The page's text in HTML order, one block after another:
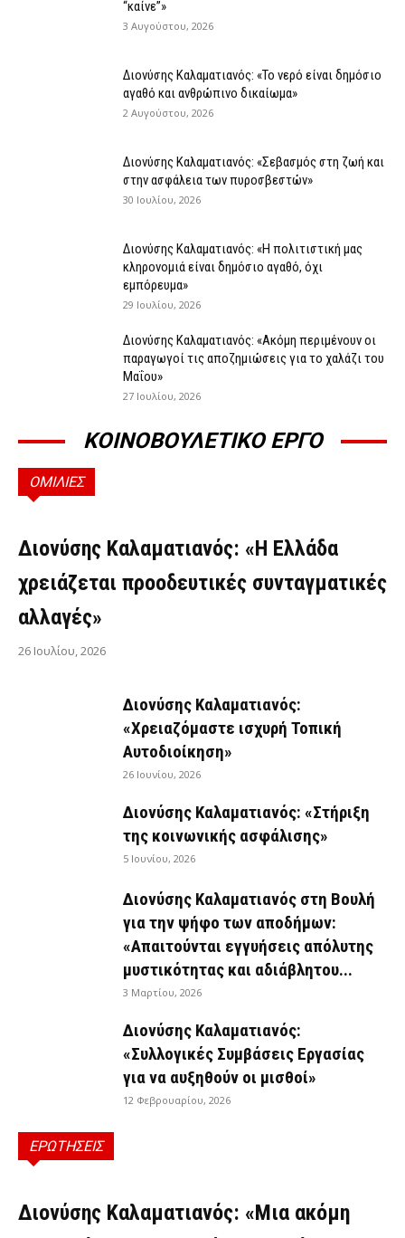
“καίνε”»
3 Αυγούστου, 2026
Διονύσης Καλαματιανός: «Το νερό είναι δημόσιο
αγαθό και ανθρώπινο δικαίωμα»
2 Αυγούστου, 2026
Διονύσης Καλαματιανός: «Σεβασμός στη ζωή και
στην ασφάλεια των πυροσβεστών»
30 Ιουλίου, 2026
Διονύσης Καλαματιανός: «Η πολιτιστική μας
κληρονομιά είναι δημόσιο αγαθό, όχι
εμπόρευμα»
29 Ιουλίου, 2026
Διονύσης Καλαματιανός: «Ακόμη περιμένουν οι
παραγωγοί τις αποζημιώσεις για το χαλάζι του
Μαΐου»
27 Ιουλίου, 2026
ΚΟΙΝΟΒΟΥΛΕΤΙΚΟ ΕΡΓΟ
ΟΜΙΛΙΕΣ
ΟΜΙΛΊΕΣ
Διονύσης Καλαματιανός: «Η Ελλάδα
χρειάζεται προοδευτικές συνταγματικές
αλλαγές»
26 Ιουλίου, 2026
Διονύσης Καλαματιανός:
«Χρειαζόμαστε ισχυρή Τοπική
Αυτοδιοίκηση»
26 Ιουνίου, 2026
Διονύσης Καλαματιανός: «Στήριξη
της κοινωνικής ασφάλισης»
5 Ιουνίου, 2026
Διονύσης Καλαματιανός στη Βουλή
για την ψήφο των αποδήμων:
«Απαιτούνται εγγυήσεις απόλυτης
μυστικότητας και αδιάβλητου...
3 Μαρτίου, 2026
Διονύσης Καλαματιανός:
«Συλλογικές Συμβάσεις Εργασίας
για να αυξηθούν οι μισθοί»
12 Φεβρουαρίου, 2026
ΕΡΩΤΗΣΕΙΣ
ΕΡΩΤΉΣΕΙΣ
Διονύσης Καλαματιανός: «Μια ακόμη